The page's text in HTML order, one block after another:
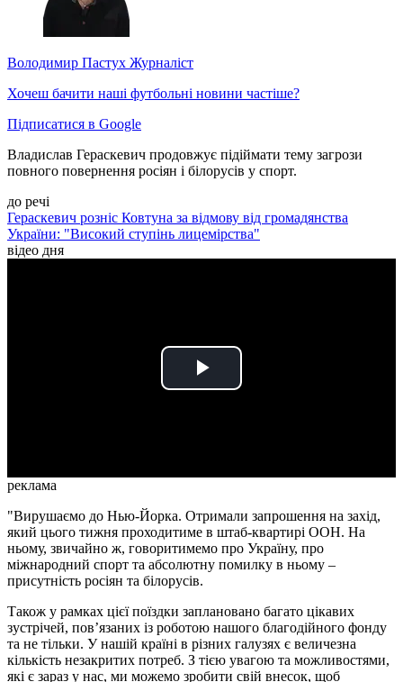
Володимир Пастух Журналіст
Хочеш бачити наші футбольні новини частіше?
Підписатися в Google
Владислав Гераскевич продовжує підіймати тему загрози
повного повернення росіян і білорусів у спорт.
до речі
Гераскевич розніс Ковтуна за відмову від громадянства
України: "Високий ступінь лицемірства"
відео дня
Play
реклама
"Вирушаємо до Нью-Йорка. Отримали запрошення на захід,
який цього тижня проходитиме в штаб-квартирі ООН. На
ньому, звичайно ж, говоритимемо про Україну, про
міжнародний спорт та абсолютну помилку в ньому –
присутність росіян та білорусів.
Також у рамках цієї поїздки заплановано багато цікавих
зустрічей, пов’язаних із роботою нашого благодійного фонду
та не тільки. У нашій країні в різних галузях є величезна
кількість незакритих потреб. З тією увагою та можливостями,
які є зараз у нас, ми можемо зробити свій внесок, щоб